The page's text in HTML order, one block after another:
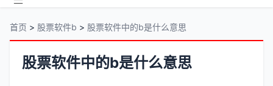
首页 > 股票软件b > 股票软件中的b是什么意思
股票软件中的b是什么意思